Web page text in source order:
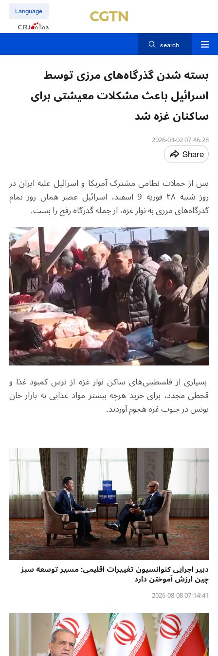
Language
search
بسته شدن گذرگاه‌های مرزی توسط
اسرائیل باعث مشکلات معیشتی برای
ساکنان غزه شد
07:46:28 2026-03-02
Share
پس از حملات نظامی مشترک آمریکا و اسرائیل علیه ایران در
روز شنبه ۲۸ فوریه 9 اسفند، اسرائیل عصر همان روز تمام
گذرگاه‌های مرزی به نوار غزه، از جمله گذرگاه رفح را بست.
بسیاری از فلسطینی‌های ساکن نوار غزه از ترس کمبود غذا و
قحطی مجدد، برای خرید هرچه بیشتر مواد غذایی به بازار خان
یونس در جنوب غزه هجوم آوردند.
دبیر اجرایی کنوانسیون تغییرات اقلیمی: مسیر توسعه سبز
چین ارزش آموختن دارد
07:14:41 2026-08-08